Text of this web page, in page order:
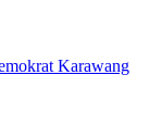
Karawang